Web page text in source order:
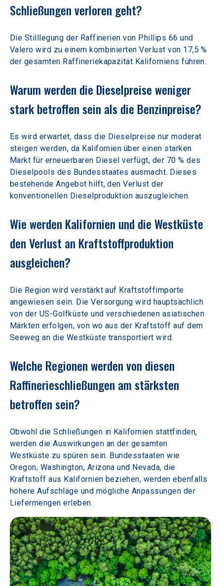
Schließungen verloren geht?
Die Stilllegung der Raffinerien von Phillips 66 und
Valero wird zu einem kombinierten Verlust von 17,5 %
der gesamten Raffineriekapazität Kaliforniens führen.
Warum werden die Dieselpreise weniger
stark betroffen sein als die Benzinpreise?
Es wird erwartet, dass die Dieselpreise nur moderat
steigen werden, da Kalifornien über einen starken
Markt für erneuerbaren Diesel verfügt, der 70 % des
Dieselpools des Bundesstaates ausmacht. Dieses
bestehende Angebot hilft, den Verlust der
konventionellen Dieselproduktion auszugleichen.
Wie werden Kalifornien und die Westküste
den Verlust an Kraftstoffproduktion
ausgleichen?
Die Region wird verstärkt auf Kraftstoffimporte
angewiesen sein. Die Versorgung wird hauptsächlich
von der US-Golfküste und verschiedenen asiatischen
Märkten erfolgen, von wo aus der Kraftstoff auf dem
Seeweg an die Westküste transportiert wird.
Welche Regionen werden von diesen
Raffinerieschließungen am stärksten
betroffen sein?
Obwohl die Schließungen in Kalifornien stattfinden,
werden die Auswirkungen an der gesamten
Westküste zu spüren sein. Bundesstaaten wie
Oregon, Washington, Arizona und Nevada, die
Kraftstoff aus Kalifornien beziehen, werden ebenfalls
höhere Aufschläge und mögliche Anpassungen der
Liefermengen erleben.